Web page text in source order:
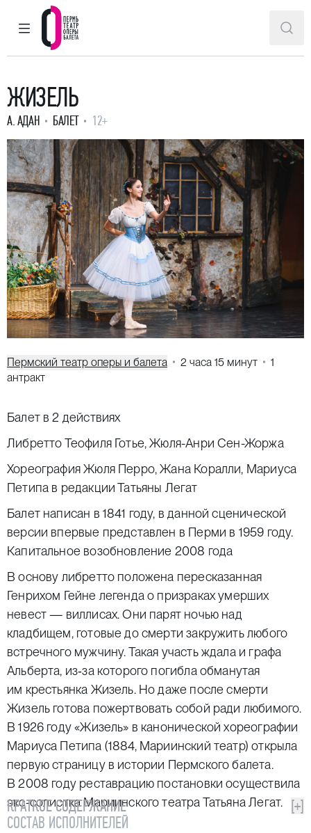
ГЛАВНОЕ МЕНЮ
Пермский театр оперы и балета
ЖИЗЕЛЬ
А. АДАН БАЛЕТ 12+
Пермский театр оперы и балета 2 часа 15 минут
1
антракт
Балет в 2 действиях
Либретто Теофиля Готье, Жюля-Анри Сен-Жоржа
Хореография Жюля Перро, Жана Коралли, Мариуса
Петипа в редакции Татьяны Легат
Балет написан в 1841 году, в данной сценической
версии впервые представлен в Перми в 1959 году.
Капитальное возобновление 2008 года
В основу либретто положена пересказанная
Генрихом Гейне легенда о призраках умерших
невест — виллисах. Они парят ночью над
кладбищем, готовые до смерти закружить любого
встречного мужчину. Такая участь ждала и графа
Альберта, из‑за которого погибла обманутая
им крестьянка Жизель. Но даже после смерти
Жизель готова пожертвовать собой ради любимого.
В 1926 году «Жизель» в канонической хореографии
Мариуса Петипа (1884, Мариинский театр) открыла
первую страницу в истории Пермского балета.
В 2008 году реставрацию постановки осуществила
экс-солистка Мариинского театра Татьяна Легат.
КРАТКОЕ СОДЕРЖАНИЕ
[+]
СОСТАВ ИСПОЛНИТЕЛЕЙ